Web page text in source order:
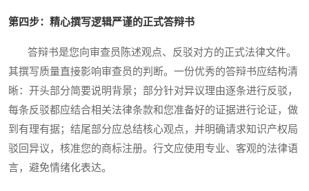
第四步：精心撰写逻辑严谨的正式答辩书
答辩书是您向审查员陈述观点、反驳对方的正式法律文件。
其撰写质量直接影响审查员的判断。一份优秀的答辩书应结构清
晰：开头部分简要说明背景；部分针对异议理由逐条进行反驳，
每条反驳都应结合相关法律条款和您准备好的证据进行论证，做
到有理有据；结尾部分应总结核心观点，并明确请求知识产权局
驳回异议，核准您的商标注册。行文应使用专业、客观的法律语
言，避免情绪化表达。